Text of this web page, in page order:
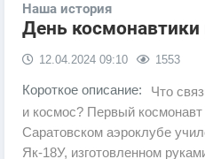
Наша история
День космонавтики
12.04.2024 09:10 1553
Короткое описание:
Что
и космос? Первый
Саратовском аэроклубе
Як‑18У, изготовленном